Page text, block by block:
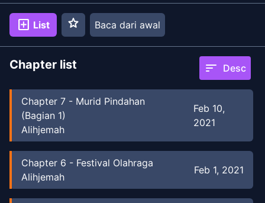
add_box List star Baca dari awal
Chapter list sort Desc
Chapter 7- Murid Pindahan
(Bagian 1)
Alihjemah
Feb 10,
2021
Chapter 6 - Festival Olahraga
Alihjemah
Feb 1, 2021